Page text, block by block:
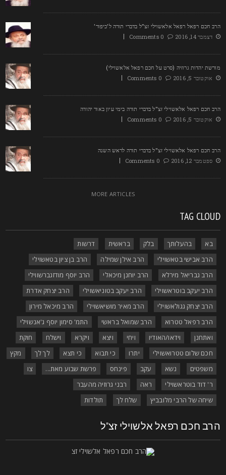
חכם רפאל רפאל אלאשוילי זצ"ל בדברי תורה ל'כיפור'
דצמבר 14, 2016
0 Comments
יהדות גרוזיה (סרט על חכם רפאל אלאשוילי)
אוקטובר 5, 2016
0 Comments
חכם רפאל אלאשוילי זצ"ל בדברי תורה בימי עיון באור יהודה
אוקטובר 5, 2016
0 Comments
חכם רפאל אלאשוילי זצ"ל בדברי תורה לראש השנה
ספטמבר 12, 2016
0 Comments
MORE ARTICLES
TAG
בא בהעלותך בלק בראשית
דרשות
הרב אבישי בטאשוילי
הרב אילן שמילה
הרב בן ציון בטאשוילי
הרב גבריאל מירלא
הרב יוחנן מיכאלי
הרב יוסף מודזגברשווילי
הרב יעקב בוטראשוילי
הרב יעקב בטוניאשוילי
הרב יצחק אדרת
הרב יצחק גגולאשוילי
הרב מאיר מושיאשוילי
הרב מיכאל מירון
הרב רפאל טטרוא
הרב שמואל בראשי
התמ' סימון יוסף ג'אנשוילי
ואתחנן
וידאו/האודיו ויחי ויצא ויקרא וישלח
חוקת
חכם שלום טטרואשוילי
יתרו כי תבוא כי תצא לך לך
מקץ
משפטים
נשא עקב פינחס פרשת שבוע מאת...
ר' דוד בוטראשוילי
ראה
רבני גרוזיה מהעבר
שיחה של הרבי מלובביץ
שלח לך תולדות
חכם רפאל אלשוילי זצ"ל